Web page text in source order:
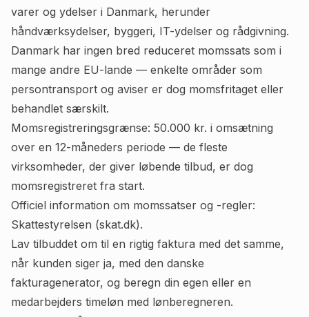
varer og ydelser i Danmark, herunder
håndværksydelser, byggeri, IT-ydelser og rådgivning.
Danmark har ingen bred reduceret momssats som i
mange andre EU-lande — enkelte områder som
persontransport og aviser er dog momsfritaget eller
behandlet særskilt.
Momsregistreringsgrænse: 50.000 kr. i omsætning
over en 12-måneders periode — de fleste
virksomheder, der giver løbende tilbud, er dog
momsregistreret fra start.
Officiel information om momssatser og -regler:
Skattestyrelsen (skat.dk).
Lav tilbuddet om til en rigtig faktura med det samme,
når kunden siger ja, med den danske
fakturagenerator, og beregn din egen eller en
medarbejders timeløn med lønberegneren.